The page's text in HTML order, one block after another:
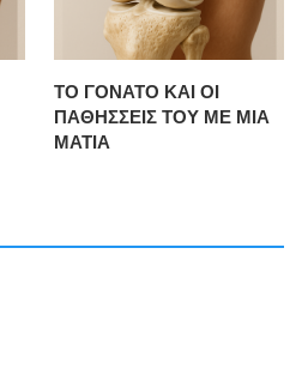
ΤΟ ΓΟΝΑΤΟ ΚΑΙ ΟΙ
ΠΑΘΗΣΣΕΙΣ ΤΟΥ ΜΕ ΜΙΑ
ΜΑΤΙΑ